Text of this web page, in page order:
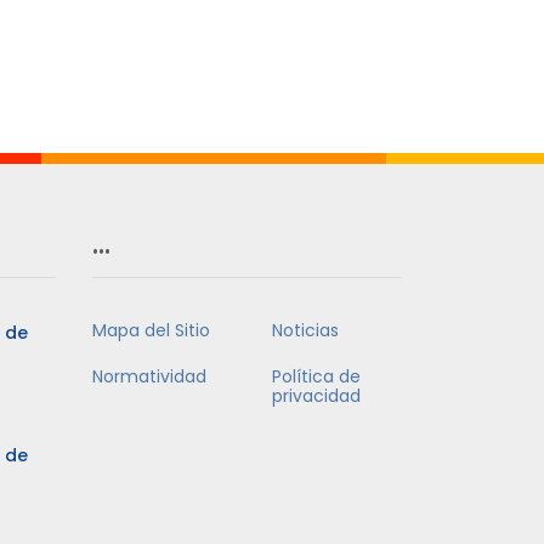
de
de
…
Mapa del Sitio
Noticias
Normatividad
Política de
privacidad